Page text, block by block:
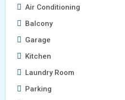
Air Conditioning
Balcony
Garage
Kitchen
Laundry Room
Parking